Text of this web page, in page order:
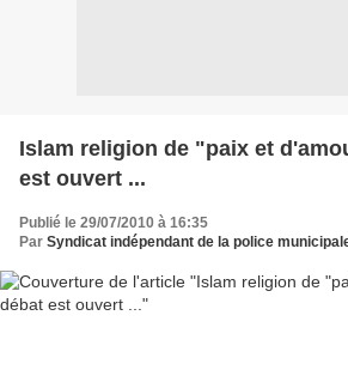
Islam religion de "paix et
est ouvert ...
Publié le 29/07/2010 à 16:35
Par Syndicat indépendant de la police